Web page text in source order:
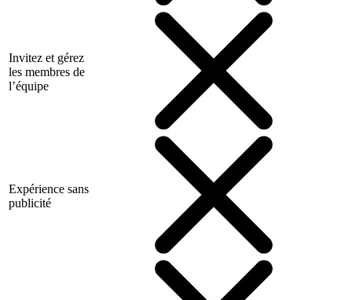
Invitez et gérez
les membres de
l’équipe
Expérience sans
publicité